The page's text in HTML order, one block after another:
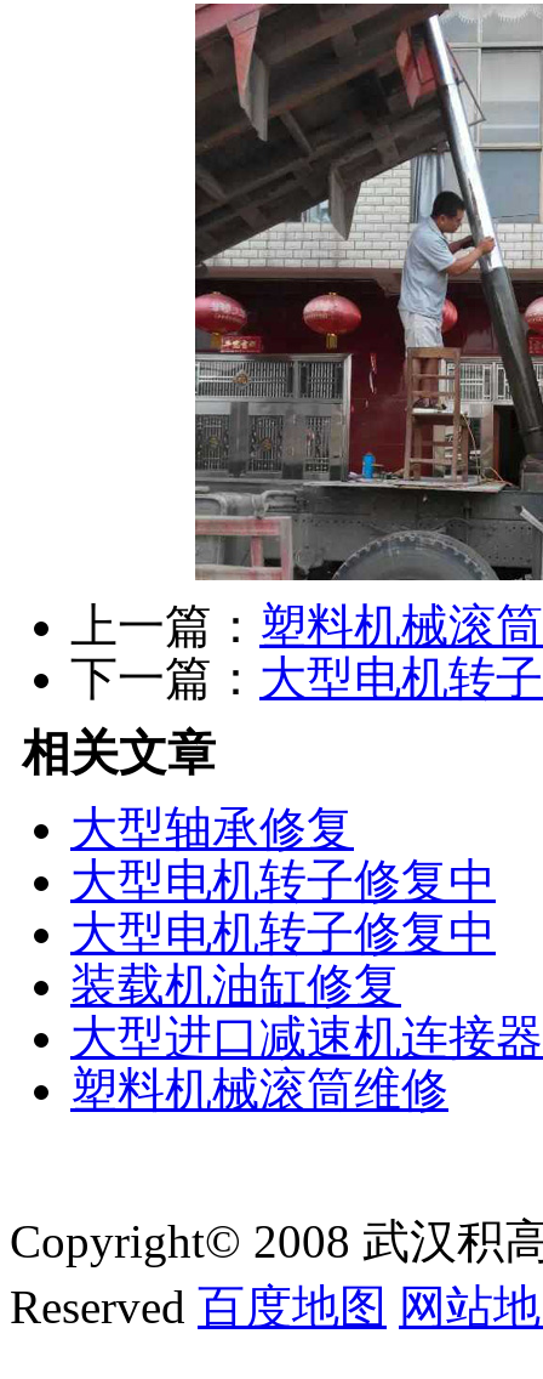
上一篇： 塑料机械滚
下一篇： 大型电机转
相关文章
大型轴承修复
大型电机转子修复中
大型电机转子修复中
装载机油缸修复
大型进口减速机连接
塑料机械滚筒维修
Copyright© 2008 武汉积
Reserved 百度地图 网站